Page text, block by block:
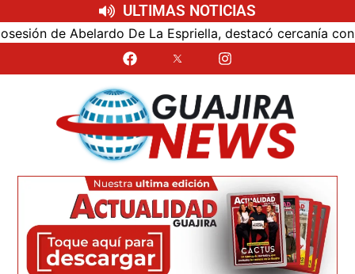
ULTIMAS NOTICIAS
de Abelardo De La Espriella, destacó cercanía con el